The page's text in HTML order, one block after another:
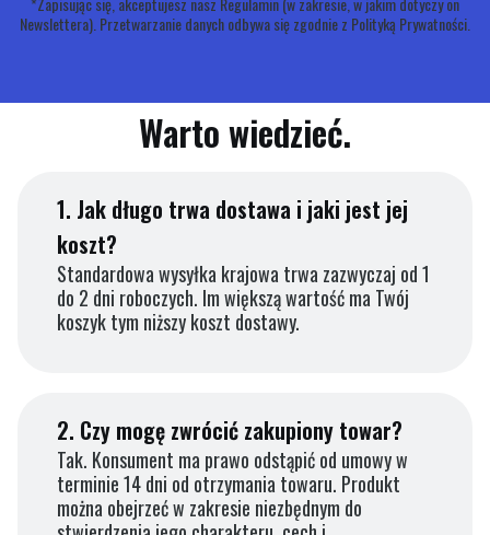
Newslettera). Przetwarzanie danych odbywa się zgodnie z Polityką Prywatności.
Warto wiedzieć.
1. Jak długo trwa dostawa i jaki jest jej
koszt?
Standardowa wysyłka krajowa trwa zazwyczaj od 1
do 2 dni roboczych. Im większą wartość ma Twój
koszyk tym niższy koszt dostawy.
2. Czy mogę zwrócić zakupiony towar?
Tak. Konsument ma prawo odstąpić od umowy w
terminie 14 dni od otrzymania towaru. Produkt
można obejrzeć w zakresie niezbędnym do